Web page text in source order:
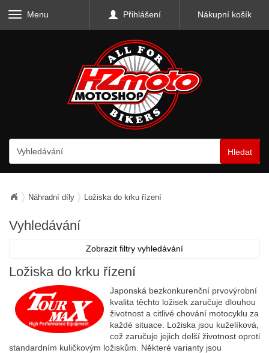
Menu Přihlášení Nákupní košík
Hledat
Náhradní díly Ložiska do krku řízení
Vyhledávání
Zobrazit filtry vyhledávání
Ložiska do krku řízení
Japonská bezkonkurenční prvovýrobní
kvalita těchto ložisek zaručuje dlouhou
životnost a citlivé chování motocyklu za
každé situace. Ložiska jsou kuželíková,
což zaručuje jejich delší životnost oproti
standardním kuličkovým ložiskům. Některé varianty jsou